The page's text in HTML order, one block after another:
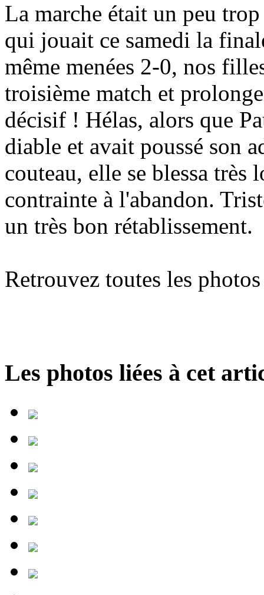
La marche était un peu
qui jouait ce samedi la
même menées 2-0, nos
troisième match et
décisif ! Hélas, alors que
diable et avait poussé son
couteau, elle se blessa
contrainte à l'abandon.
un très bon rétablissement.
Retrouvez toutes les
Les photos liées à cet